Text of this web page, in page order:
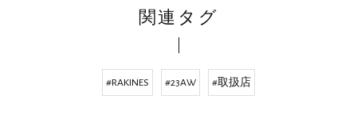
関連タグ
#RAKINES #23AW #取扱店